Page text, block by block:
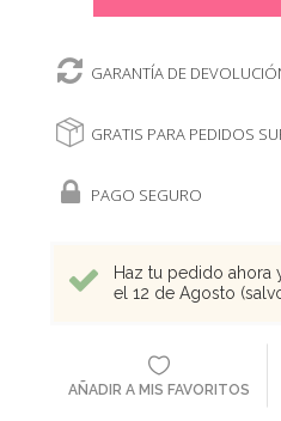
GARANTÍA DE
GRATIS PARA PEDIDOS
PAGO SEGURO
Haz tu pedido ahora
el 12 de Agosto
AÑADIR A MIS FAVORITOS